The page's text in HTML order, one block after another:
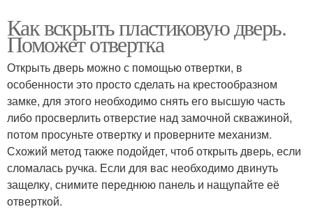
Как вскрыть пластиковую дверь.
Поможет отвертка
Открыть дверь можно с помощью отвертки, в
особенности это просто сделать на крестообразном
замке, для этого необходимо снять его высшую часть
либо просверлить отверстие над замочной скважиной,
потом просуньте отвертку и проверните механизм.
Схожий метод также подойдет, чтоб открыть дверь, если
сломалась ручка. Если для вас необходимо двинуть
защелку, снимите переднюю панель и нащупайте её
отверткой.